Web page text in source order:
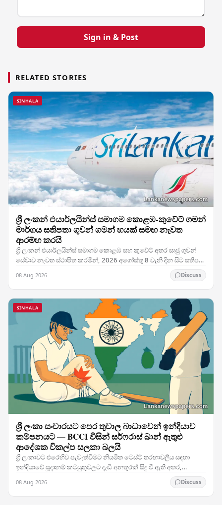
Sign in & Post
RELATED STORIES
SINHALA
ශ්‍රී ලංකන් එයාර්ලයින්ස් සමාගම කොළඹ-කුවේට් ගමන්
මාර්ගය සතිපතා ගුවන් ගමන් හයක් සමඟ නැවත
ආරම්භ කරයි
ශ්‍රී ලංකන් එයාර්ලයින්ස් සමාගම කොළඹ සහ කුවේට් අතර සෘජු ගුවන්
සේවාව නැවත ස්ථාපිත කරමින්, 2026 අගෝස්තු 8 වැනි දින සිට සතිපතා
08 Aug 2026 Discuss
SINHALA
ශ්‍රී ලංකා සංචාරයට පෙර තුවාල බාධාවෙන් ඉන්දියාව
කම්පනයට — BCCI විසින් සර්ෆරාස් ඛාන් ඇතුළු
ආදේශක විකල්ප සලකා බලයි
ශ්‍රී ලංකාවට එරෙහිව පැවැත්වීමට නියමිත ටෙස්ට් තරඟාවලිය සඳහා
ඉන්දියාවේ සූදානම් කටයුතුවලට දැඩි අනතුරක් සිදු වී ඇති අතර,
08 Aug 2026 Discuss